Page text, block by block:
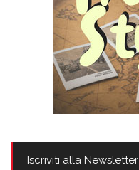
Iscriviti alla Newsletter